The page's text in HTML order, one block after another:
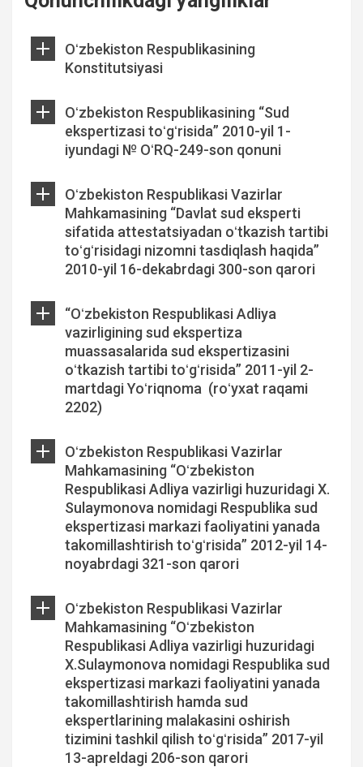
Oʻzbekiston Respublikasining
Konstitutsiyasi
Oʻzbekiston Respublikasining “Sud
ekspertizasi toʻgʻrisida” 2010-yil 1-
iyundagi № OʻRQ-249-son qonuni
Oʻzbekiston Respublikasi Vazirlar
Mahkamasining “Davlat sud eksperti
sifatida attestatsiyadan oʻtkazish tartibi
toʻgʻrisidagi nizomni tasdiqlash haqida”
2010-yil 16-dekabrdagi 300-son qarori
“Oʻzbekiston Respublikasi Adliya
vazirligining sud ekspertiza
muassasalarida sud ekspertizasini
oʻtkazish tartibi toʻgʻrisida” 2011-yil 2-
martdagi Yoʻriqnoma (roʻyxat raqami
2202)
Oʻzbekiston Respublikasi Vazirlar
Mahkamasining “Oʻzbekiston
Respublikasi Adliya vazirligi huzuridagi X.
Sulaymonova nomidagi Respublika sud
ekspertizasi markazi faoliyatini yanada
takomillashtirish toʻgʻrisida” 2012-yil 14-
noyabrdagi 321-son qarori
Oʻzbekiston Respublikasi Vazirlar
Mahkamasining “Oʻzbekiston
Respublikasi Adliya vazirligi huzuridagi
X.Sulaymonova nomidagi Respublika sud
ekspertizasi markazi faoliyatini yanada
takomillashtirish hamda sud
ekspertlarining malakasini oshirish
tizimini tashkil qilish toʻgʻrisida” 2017-yil
13-apreldagi 206-son qarori